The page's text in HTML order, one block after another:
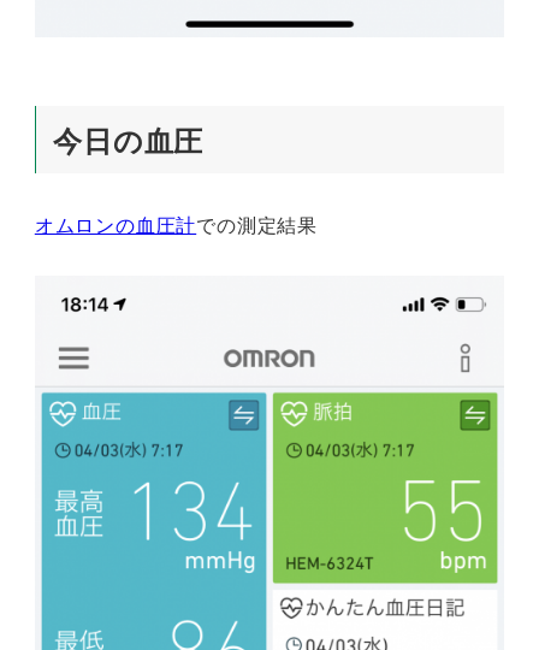
今日の血圧
オムロンの血圧計での測定結果